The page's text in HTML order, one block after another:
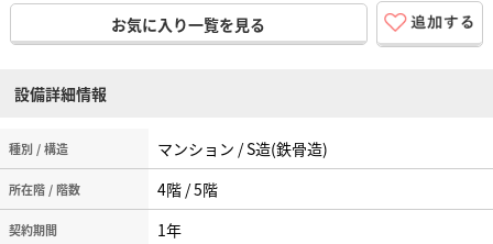
お気に入り一覧を見る
設備詳細情報
種別 / 構造 マンション / S造(鉄骨造)
所在階 / 階数 4階 / 5階
契約期間 1年